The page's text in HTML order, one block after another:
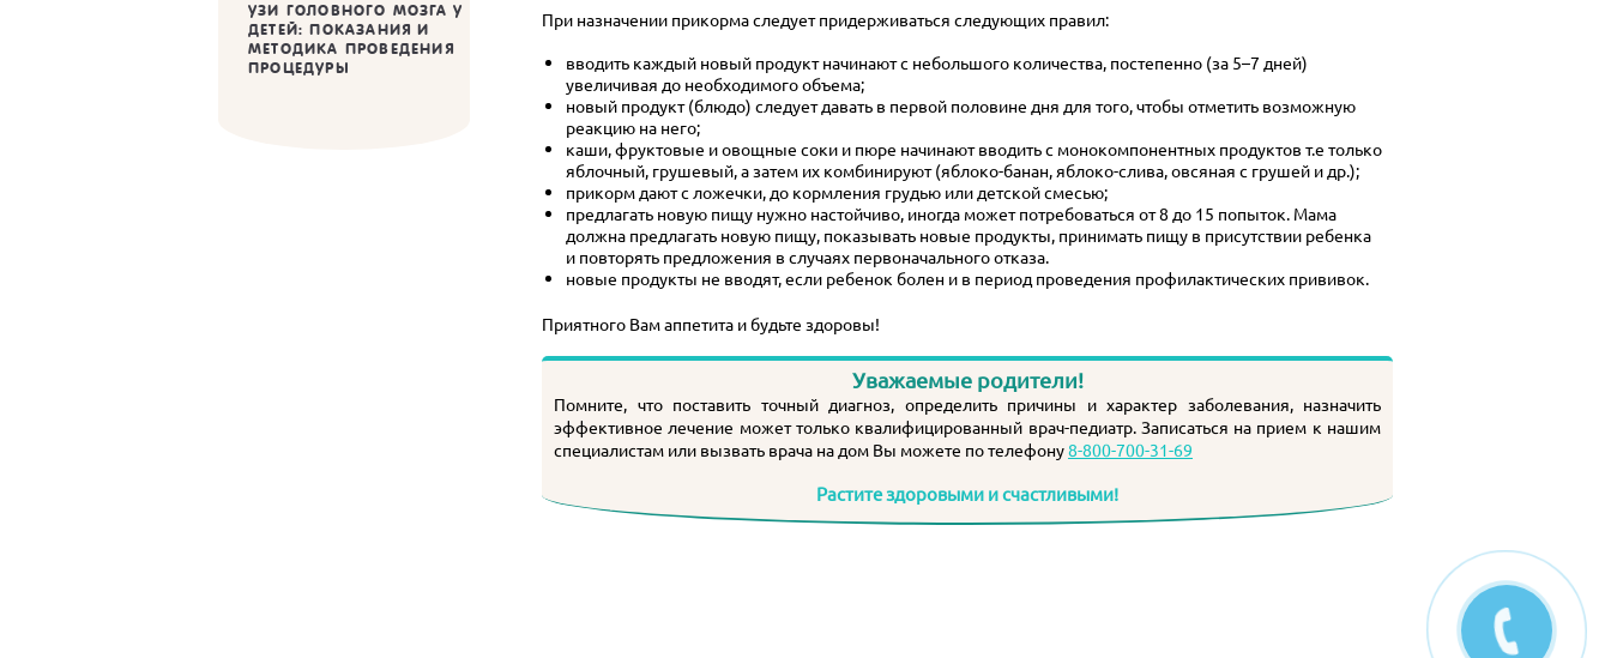
УЗИ ГОЛОВНОГО МОЗГА У
ДЕТЕЙ: ПОКАЗАНИЯ И
МЕТОДИКА ПРОВЕДЕНИЯ
ПРОЦЕДУРЫ
При назначении прикорма следует придерживаться следующих правил:
вводить каждый новый продукт начинают с небольшого количества, постепенно (за 5–7 дней)
увеличивая до необходимого объема;
новый продукт (блюдо) следует давать в первой половине дня для того, чтобы отметить возможную
реакцию на него;
каши, фруктовые и овощные соки и пюре начинают вводить с монокомпонентных продуктов т.е только
яблочный, грушевый, а затем их комбинируют (яблоко-банан, яблоко-слива, овсяная с грушей и др.);
прикорм дают с ложечки, до кормления грудью или детской смесью;
предлагать новую пищу нужно настойчиво, иногда может потребоваться от 8 до 15 попыток. Мама
должна предлагать новую пищу, показывать новые продукты, принимать пищу в присутствии ребенка
и повторять предложения в случаях первоначального отказа.
новые продукты не вводят, если ребенок болен и в период проведения профилактических прививок.
Приятного Вам аппетита и будьте здоровы!
Уважаемые родители!
Помните, что поставить точный диагноз, определить причины и характер заболевания, назначить
эффективное лечение может только квалифицированный врач-педиатр. Записаться на прием к нашим
специалистам или вызвать врача на дом Вы можете по телефону8-800-700-31-69
Растите здоровыми и счастливыми!